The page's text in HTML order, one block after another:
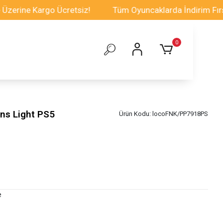
Kargo Ücretsiz! Tüm Oyuncaklarda İndirim Fırsatı
0
Light PS5 Ürün Kodu: locoFNK/PP7918PS